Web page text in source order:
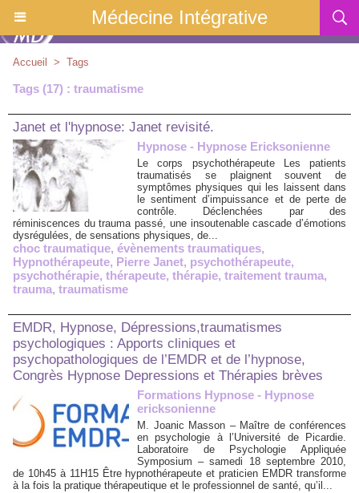
Médecine Intégrative
Accueil > Tags
Tags (17) : traumatisme
Janet et l'hypnose: Janet revisité.
Hypnose - Hypnose Ericksonienne
Le corps psychothérapeute Les patients
traumatisés se plaignent souvent de
symptômes physiques qui les laissent dans
le sentiment d’impuissance et de perte de
contrôle. Déclenchées par des
réminiscences du trauma passé, une insoutenable cascade d’émotions
dysrégulées, de sensations physiques, de...
choc traumatique, évènements traumatiques,
Hypnothérapeute, Pierre Janet, psychothérapeute,
psychothérapie, thérapeute, thérapie, traitement trauma,
trauma, traumatisme
EMDR, Hypnose, Dépressions,traumatismes
psychologiques : Apports cliniques et
psychopathologiques de l’EMDR et de l’hypnose,
Congrès Hypnose Depressions et Thérapies brèves
Formations Hypnose - Hypnose
ericksonienne
M. Joanic Masson – Maître de conférences
en psychologie à l’Université de Picardie.
Laboratoire de Psychologie Appliquée
Symposium – samedi 18 septembre 2010,
de 10h45 à 11H15 Être hypnothérapeute et praticien EMDR transforme
à la fois la pratique thérapeutique et le professionnel de santé, qu’il...